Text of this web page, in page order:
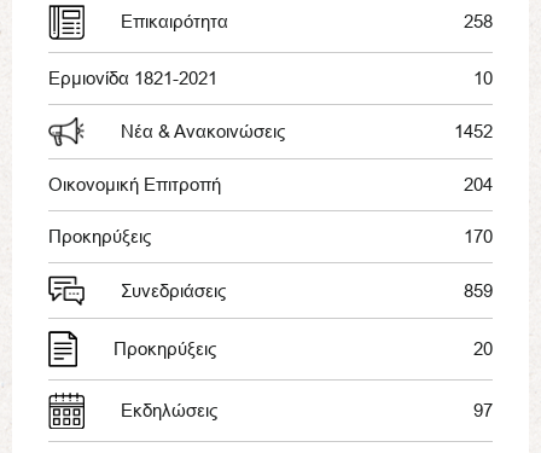
Επικαιρότητα 258
Ερμιονίδα 1821-2021 10
Νέα & Ανακοινώσεις 1452
Οικονομική Επιτροπή 204
Προκηρύξεις 170
Συνεδριάσεις 859
Προκηρύξεις 20
Εκδηλώσεις 97